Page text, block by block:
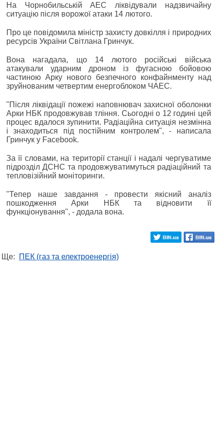
На Чорнобильській АЕС ліквідували надзвичайну
ситуацію після ворожої атаки 14 лютого.
Про це повідомила міністр захисту довкілля і природних
ресурсів України Світлана Гринчук.
Вона нагадала, що 14 лютого російські війська
атакували ударним дроном із фугасною бойовою
частиною Арку нового безпечного конфайнменту над
зруйнованим четвертим енергоблоком ЧАЕС.
"Після ліквідації пожежі наповнювач захисної оболонки
Арки НБК продовжував тління. Сьогодні о 12 годині цей
процес вдалося зупинити. Радіаційна ситуація незмінна
і знаходиться під постійним контролем", - написала
Гринчук у Facebook.
За її словами, на території станції і надалі чергуватиме
підрозділ ДСНС та продовжуватимуться радіаційний та
тепловізійний моніторинги.
"Тепер наше завдання - провести якісний аналіз
пошкодження Арки НБК та відновити її
функціонування", - додала вона.
Ще: ПЕК (газ та електроенергія)